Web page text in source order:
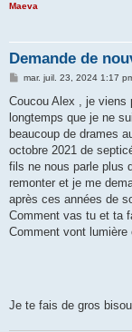
Maeva
Demande de
M
s
a
g
mar. juil. 23, 2024 1:17
Coucou Alex , je viens
longtemps que je ne
beaucoup de drames
octobre 2021 de
fils ne nous parle plus
remonter et je me
après ces années de
Comment vas tu et ta
Comment vont
Je te fais de gros